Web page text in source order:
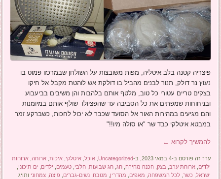
פיצריה קטנה בלב איטליה, מפות משובצות על השולחן שבמרכזו פמוט בו
נעוץ נר דולק, תנור לבנים מהביל בו דולקת אש לוהטת מקבל אל חיקו
בצקים טריים עטורי כל טוב, מלטף אותם בלהבות והן משיבים בביעבוע
ובניחוחות שמפתים את כל הסביבה עד שהפציולו שולף אותם במיומנות
והם מגיעים במהירות האור אל הסועד שכבר לא יכול לחכות, כשברקע זמר
במבטא איטלקי כבד שר "או סולה מיו!!"
להמשיך לקרוא ←
ערך זה פורסם ב-4 במאי 2023, ב- Uncategorized
,אוכל,איטלקי,איכות,ארוחה,ארוחות
ילדים,ארוחת ערב,בצק, הכנה מהירה,חג,חג שבועות,חלבי,טעמים, ילדים, ים תיכוני,
ישראל, כשר,לכל המשפחה, מאפים, מהדרין, מטבח,נשים-גברים, פיצה,צמחוני ותויג